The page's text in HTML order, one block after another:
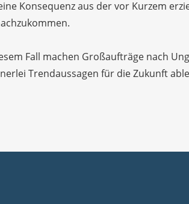
Konsequenz aus der vor Kurzem
Fall machen Großaufträge nach
Trendaussagen für die Zukunft